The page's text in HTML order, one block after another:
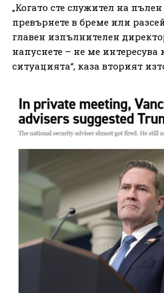
„Когато сте служител на
превърнете в бреме или
главен изпълнителен
напуснете – не ме интересува
ситуацията“, каза вторият